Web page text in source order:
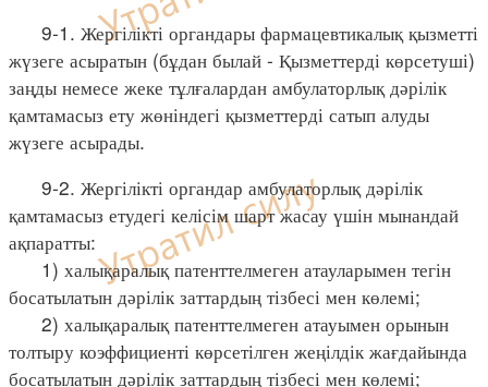
9-1. Жергілікті органдары фармацевтикалық қызметті
жүзеге асыратын (бұдан былай - Қызметтерді көрсетуші)
заңды немесе жеке тұлғалардан амбулаторлық дәрілік
қамтамасыз ету жөніндегі қызметтерді сатып алуды
жүзеге асырады.
9-2. Жергілікті органдар амбулаторлық дәрілік
қамтамасыз етудегі келісім шарт жасау үшін мынандай
ақпаратты:
1) халықаралық патенттелмеген атауларымен тегін
босатылатын дәрілік заттардың тізбесі мен көлемі;
2) халықаралық патенттелмеген атауымен орынын
толтыру коэффициенті көрсетілген жеңілдік жағдайында
босатылатын дәрілік заттардың тізбесі мен көлемі;